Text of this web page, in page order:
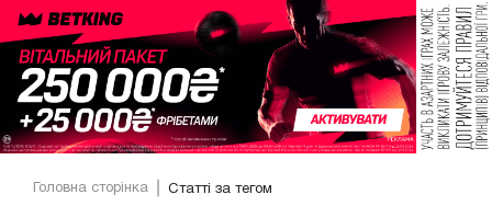
Головна сторінка Статті за тегом